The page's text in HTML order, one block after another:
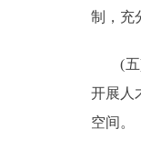
制，充
(五)
开展人
空间。